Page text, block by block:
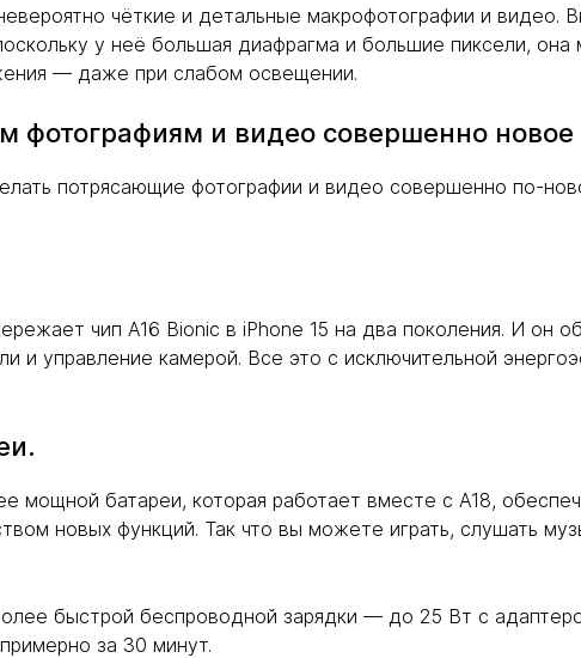
чёткие и детальные макрофотографии и видео.
у неё большая диафрагма и большие пиксели, она
— даже при слабом освещении.
фотографиям и видео совершенно
потрясающие фотографии и видео совершенно по-
чип A16 Bionic в iPhone 15 на два поколения. И он
и управление камерой. Все это с исключительной
мощной батареи, которая работает вместе с A18,
новых функций. Так что вы можете играть, слушать
быстрой беспроводной зарядки — до 25 Вт с
за 30 минут.